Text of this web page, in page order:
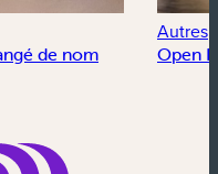
de nom
Autres
Open